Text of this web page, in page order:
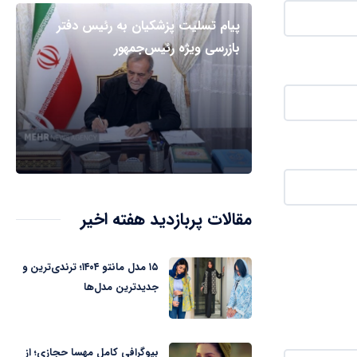
پیام تسلیت پزشکیان به رئیس دفتر
بازرسی ویژه رئیس‌جمهور
مقالات پربازدید هفته اخیر
۱۵ مدل مانتو ۱۴۰۴؛ ترندی‌ترین و
جدیدترین مدل‌ها
بیوگرافی کامل مهسا حجازی؛ از